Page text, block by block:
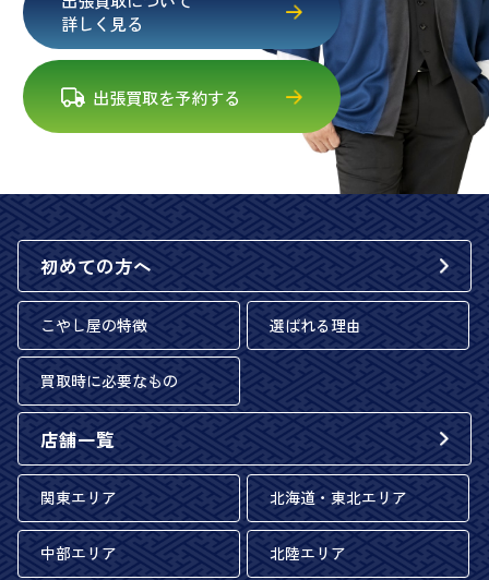
詳しく見る
出張買取を予約する
初めての方へ
こやし屋の特徴 選ばれる理由
買取時に必要なもの
店舗一覧
関東エリア 北海道・東北エリア
中部エリア 北陸エリア